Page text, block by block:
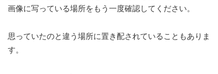
画像に写っている場所をもう一度確認してください。
思っていたのと違う場所に置き配されていることもありま
す。